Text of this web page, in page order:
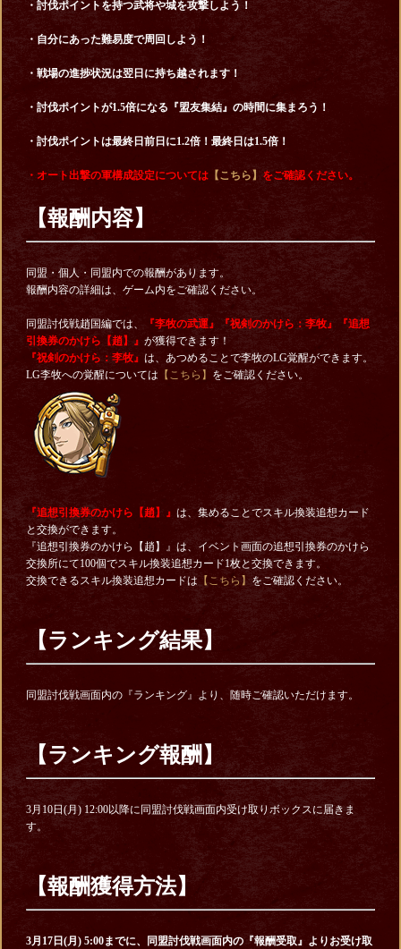
・討伐ポイントを持つ武将や城を攻撃しよう！
・自分にあった難易度で周回しよう！
・戦場の進捗状況は翌日に持ち越されます！
・討伐ポイントが1.5倍になる『盟友集結』の時間に集まろう！
・討伐ポイントは最終日前日に1.2倍！最終日は1.5倍！
・オート出撃の軍構成設定については【こちら】 をご確認ください。
【報酬内容】
同盟・個人・同盟内での報酬があります。
報酬内容の詳細は、ゲーム内をご確認ください。
同盟討伐戦趙国編では、 『李牧の武運』
『祝剣のかけら：李牧』『追想
引換券のかけら【趙】』 が獲得できます！
『祝剣のかけら：李牧』 は、あつめることで李牧のLG覚醒ができます。
LG李牧への覚醒については 【こちら】 をご確認ください。
『追想引換券のかけら【趙】』 は、集めることでスキル換装追想カード
と交換ができます。
『追想引換券のかけら【趙】』は、イベント画面の追想引換券のかけら
交換所にて100個でスキル換装追想カード1枚と交換できます。
交換できるスキル換装追想カードは 【こちら】 をご確認ください。
【ランキング結果】
同盟討伐戦画面内の『ランキング』より、随時ご確認いただけます。
【ランキング報酬】
3月10日(月) 12:00以降に同盟討伐戦画面内受け取りボックスに届きま
す。
【報酬獲得方法】
3月17日(月) 5:00までに、同盟討伐戦画面内の『報酬受取』よりお受け取